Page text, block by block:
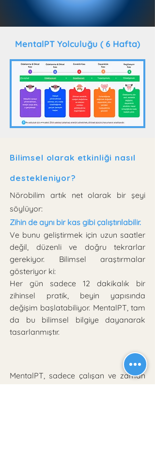
MentalPT Yolculuğu ( 6 Hafta)
Bilimsel olarak etkinliği nasıl
destekleniyor?
Nörobilim artık net olarak bir şeyi
söylüyor:
Zihin de aynı bir kas gibi çalıştırılabilir.
Ve bunu geliştirmek için uzun saatler
değil, düzenli ve doğru tekrarlar
gerekiyor. Bilimsel araştırmalar
gösteriyor ki:
Her gün sadece 12 dakikalık bir
zihinsel pratik, beyin yapısında
değişim başlatabiliyor. MentalPT, tam
da bu bilimsel bilgiye dayanarak
tasarlanmıştır.
MentalPT, sadece çalışan ve zaman